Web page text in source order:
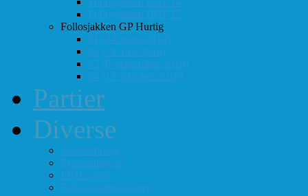
Follosjakken BGP 15
Follosjakken GP Hurtig
#1 (24. mars 2018)
#2 (19. mai 2018)
#3 (8. september 2018)
#4 (13. oktober 2018)
Partier
Diverse
Støtteordning
Sjakkrating.no
FIDE-rating
Follo-kombinasjoner